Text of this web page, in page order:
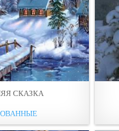
СКАЗКА